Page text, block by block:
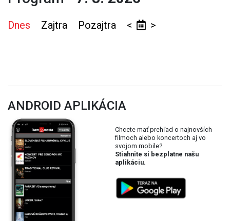
Dnes Zajtra Pozajtra < >
ANDROID APLIKÁCIA
Chcete mať prehľad o najnovších
filmoch alebo koncertoch aj vo
svojom mobile?
Stiahnite si bezplatne našu
aplikáciu.